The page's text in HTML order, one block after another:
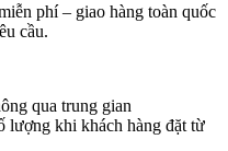
phí – giao hàng toàn quốc
cầu.
qua trung gian
lượng khi khách hàng đặt từ